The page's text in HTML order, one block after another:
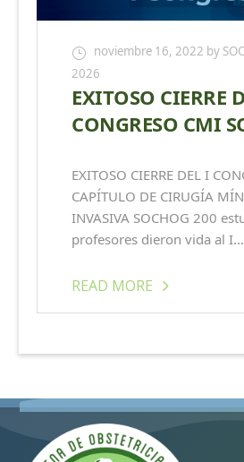
noviembre 16, 2022 by
2026
EXITOSO CIERRE
CONGRESO CMI
EXITOSO CIERRE DEL I
CAPÍTULO DE CIRUGÍA
INVASIVA SOCHOG 200
profesores dieron vida al I...
READ MORE